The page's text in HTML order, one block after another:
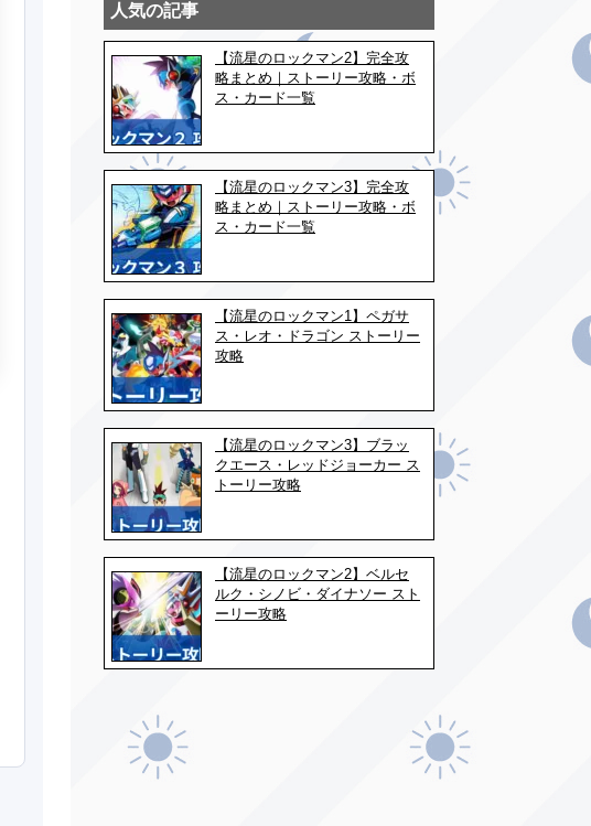
人気の記事
【流星のロックマン2】完全攻
略まとめ｜ストーリー攻略・ボ
ス・カード一覧
【流星のロックマン3】完全攻
略まとめ｜ストーリー攻略・ボ
ス・カード一覧
【流星のロックマン1】ペガサ
ス・レオ・ドラゴン ストーリー
攻略
【流星のロックマン3】ブラッ
クエース・レッドジョーカー ス
トーリー攻略
【流星のロックマン2】ベルセ
ルク・シノビ・ダイナソー スト
ーリー攻略